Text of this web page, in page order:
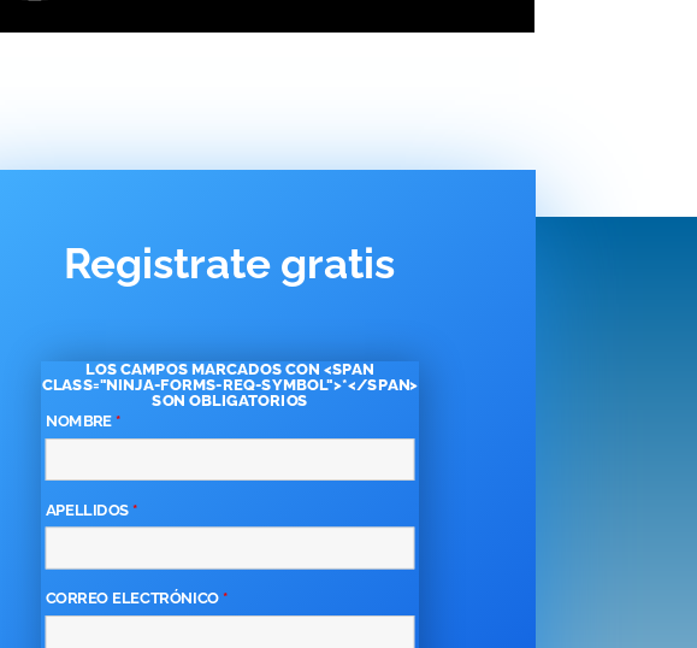
Registrate gratis
LOS CAMPOS MARCADOS CON <SPAN
CLASS="NINJA-FORMS-REQ-SYMBOL">*</SPAN>
SON OBLIGATORIOS
NOMBRE *
APELLIDOS *
CORREO ELECTRÓNICO *